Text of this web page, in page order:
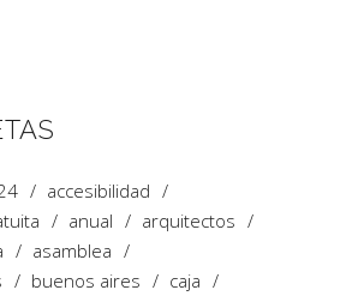
accesibilidad
anual
arquitectos
asamblea
buenos aires
caja